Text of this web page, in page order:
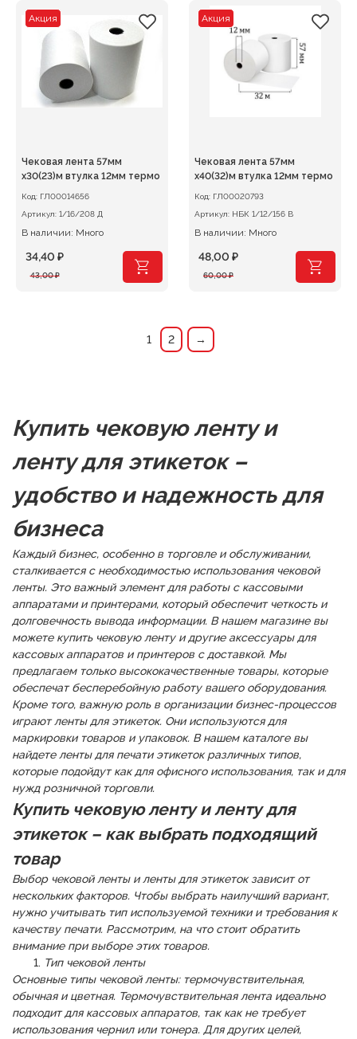
7,40 ₽.
32,00 ₽.
Акция
Чековая лента 57мм
х30(23)м втулка 12мм термо
Код: ГЛ00014656
Артикул:
1/16/208 Д
В наличии: Много
43,00₽
Первоначальная
34,40 ₽
Текущая
Акция
Чековая лента 57мм
х40(32)м втулка 12мм термо
Код: ГЛ00020793
Артикул:
НБК 1/12/156 В
В наличии: Много
60,00₽
Первоначальная
48,00 ₽
Текущая
1 2 →
Купить чековую ленту и
ленту для этикеток –
удобство и надежность для
бизнеса
Каждый бизнес, особенно в торговле и обслуживании,
сталкивается с необходимостью использования чековой
ленты. Это важный элемент для работы с кассовыми
аппаратами и принтерами, который обеспечит четкость и
долговечность вывода информации. В нашем магазине вы
можете купить чековую ленту и другие аксессуары для
кассовых аппаратов и принтеров с доставкой. Мы
предлагаем только высококачественные товары, которые
обеспечат бесперебойную работу вашего оборудования.
Кроме того, важную роль в организации бизнес-процессов
играют ленты для этикеток. Они используются для
маркировки товаров и упаковок. В нашем каталоге вы
найдете ленты для печати этикеток различных типов,
которые подойдут как для офисного использования, так и для
нужд розничной торговли.
Купить чековую ленту и ленту для
этикеток – как выбрать подходящий
товар
Выбор чековой ленты и ленты для этикеток зависит от
нескольких факторов. Чтобы выбрать наилучший вариант,
нужно учитывать тип используемой техники и требования к
качеству печати. Рассмотрим, на что стоит обратить
внимание при выборе этих товаров.
Тип чековой ленты
Основные типы чековой ленты: термочувствительная,
обычная и цветная. Термочувствительная лента идеально
подходит для кассовых аппаратов, так как не требует
использования чернил или тонера. Для других целей,